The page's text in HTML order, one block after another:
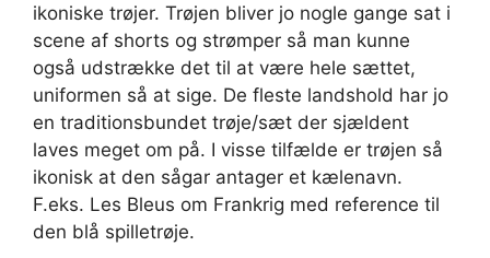
ikoniske trøjer. Trøjen bliver jo nogle gange sat i
scene af shorts og strømper så man kunne
også udstrække det til at være hele sættet,
uniformen så at sige. De fleste landshold har jo
en traditionsbundet trøje/sæt der sjældent
laves meget om på. I visse tilfælde er trøjen så
ikonisk at den sågar antager et kælenavn.
F.eks. Les Bleus om Frankrig med reference til
den blå spilletrøje.